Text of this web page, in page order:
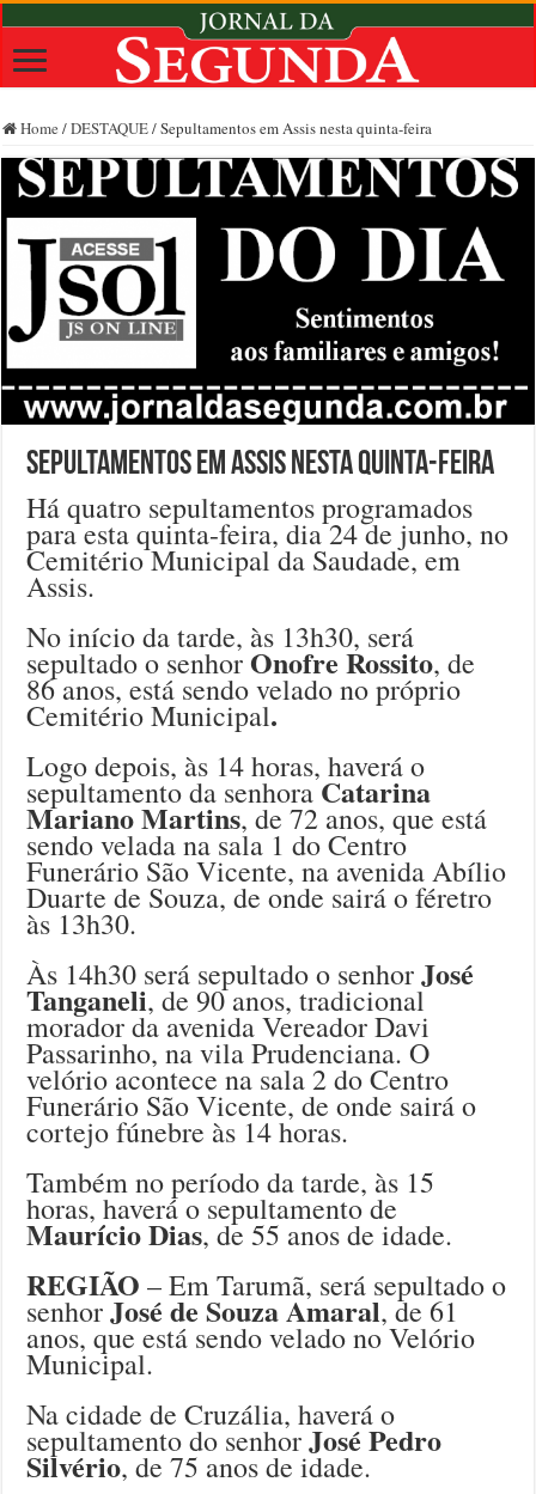
Home /DESTAQUE/Sepultamentos em Assis nesta quinta-feira
Sepultamentos em Assis nesta quinta-feira
Há quatro sepultamentos programados
para esta quinta-feira, dia 24 de junho, no
Cemitério Municipal da Saudade, em
Assis.
No início da tarde, às 13h30, será
sepultado o senhorOnofre Rossito, de
86 anos, está sendo velado no próprio
Cemitério Municipal.
Logo depois, às 14 horas, haverá o
sepultamento da senhoraCatarina
Mariano Martins, de 72 anos, que está
sendo velada na sala 1 do Centro
Funerário São Vicente, na avenida Abílio
Duarte de Souza, de onde sairá o féretro
às 13h30.
Às 14h30 será sepultado o senhorJosé
Tanganeli, de 90 anos, tradicional
morador da avenida Vereador Davi
Passarinho, na vila Prudenciana. O
velório acontece na sala 2 do Centro
Funerário São Vicente, de onde sairá o
cortejo fúnebre às 14 horas.
Também no período da tarde, às 15
horas, haverá o sepultamento de
Maurício Dias, de 55 anos de idade.
REGIÃO – Em Tarumã, será sepultado o
senhorJosé de Souza Amaral, de 61
anos, que está sendo velado no Velório
Municipal.
Na cidade de Cruzália, haverá o
sepultamento do senhorJosé Pedro
Silvério, de 75 anos de idade.